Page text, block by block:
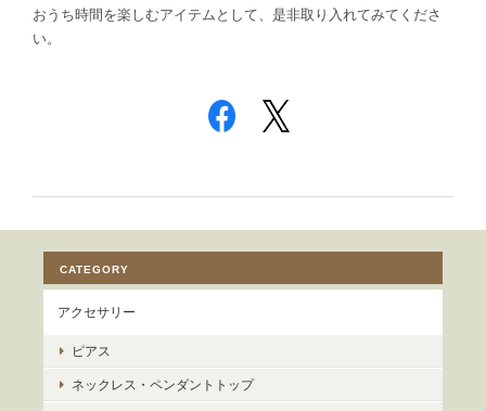
おうち時間を楽しむアイテムとして、是非取り入れてみてくださ
い。
CATEGORY
アクセサリー
ピアス
ネックレス・ペンダントトップ